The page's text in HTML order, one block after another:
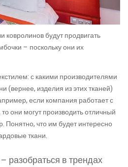
ковролинов будут продвигать
– поскольку они их
с какими производителями
(вернее, изделия из этих тканей)
если компания работает с
они могут производить отличный
Понятно, что им будет интересно
ткани.
разобраться в трендах